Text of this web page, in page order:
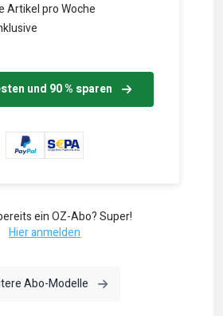
Artikel pro Woche
und 90 % sparen
ein OZ-Abo? Super!
Hier anmelden
Abo-Modelle